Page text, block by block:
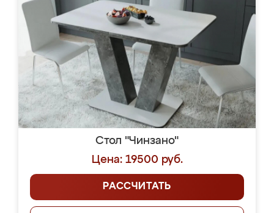
Стол "Чинзано"
Цена: 19500 руб.
РАССЧИТАТЬ